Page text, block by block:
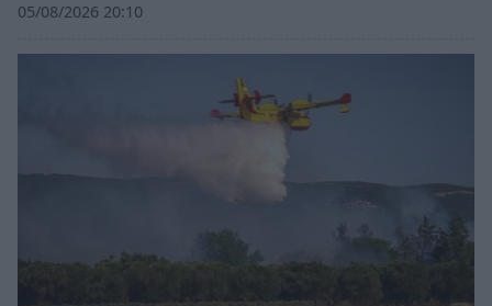
05/08/2026 20:10